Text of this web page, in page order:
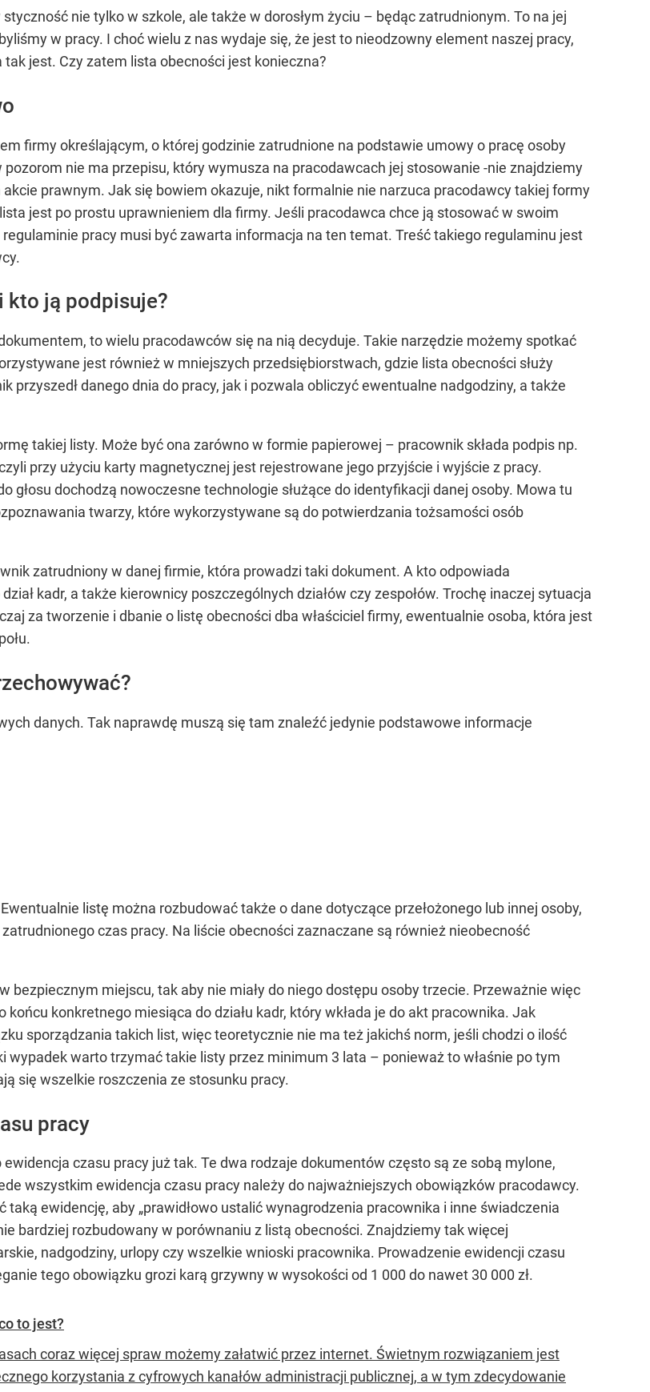
nie tylko w szkole, ale także w dorosłym życiu – będąc zatrudnionym. To na jej
w pracy. I choć wielu z nas wydaje się, że jest to nieodzowny element naszej pracy,
jest. Czy zatem lista obecności jest konieczna?
firmy określającym, o której godzinie zatrudnione na podstawie umowy o pracę osoby
pozorom nie ma przepisu, który wymusza na pracodawcach jej stosowanie -nie znajdziemy
prawnym. Jak się bowiem okazuje, nikt formalnie nie narzuca pracodawcy takiej formy
jest po prostu uprawnieniem dla firmy. Jeśli pracodawca chce ją stosować w swoim
pracy musi być zawarta informacja na ten temat. Treść takiego regulaminu jest
ją podpisuje?
to wielu pracodawców się na nią decyduje. Takie narzędzie możemy spotkać
jest również w mniejszych przedsiębiorstwach, gdzie lista obecności służy
przyszedł danego dnia do pracy, jak i pozwala obliczyć ewentualne nadgodziny, a także
takiej listy. Może być ona zarówno w formie papierowej – pracownik składa podpis np.
przy użyciu karty magnetycznej jest rejestrowane jego przyjście i wyjście z pracy.
głosu dochodzą nowoczesne technologie służące do identyfikacji danej osoby. Mowa tu
twarzy, które wykorzystywane są do potwierdzania tożsamości osób
zatrudniony w danej firmie, która prowadzi taki dokument. A kto odpowiada
kadr, a także kierownicy poszczególnych działów czy zespołów. Trochę inaczej sytuacja
za tworzenie i dbanie o listę obecności dba właściciel firmy, ewentualnie osoba, która jest
danych. Tak naprawdę muszą się tam znaleźć jedynie podstawowe informacje
listę można rozbudować także o dane dotyczące przełożonego lub innej osoby,
czas pracy. Na liście obecności zaznaczane są również nieobecność
bezpiecznym miejscu, tak aby nie miały do niego dostępu osoby trzecie. Przeważnie więc
konkretnego miesiąca do działu kadr, który wkłada je do akt pracownika. Jak
sporządzania takich list, więc teoretycznie nie ma też jakichś norm, jeśli chodzi o ilość
wypadek warto trzymać takie listy przez minimum 3 lata – ponieważ to właśnie po tym
się wszelkie roszczenia ze stosunku pracy.
pracy
czasu pracy już tak. Te dwa rodzaje dokumentów często są ze sobą mylone,
wszystkim ewidencja czasu pracy należy do najważniejszych obowiązków pracodawcy.
ewidencję, aby „prawidłowo ustalić wynagrodzenia pracownika i inne świadczenia
bardziej rozbudowany w porównaniu z listą obecności. Znajdziemy tak więcej
nadgodziny, urlopy czy wszelkie wnioski pracownika. Prowadzenie ewidencji czasu
tego obowiązku grozi karą grzywny w wysokości od 1 000 do nawet 30 000 zł.
to jest?
coraz więcej spraw możemy załatwić przez internet. Świetnym rozwiązaniem jest
korzystania z cyfrowych kanałów administracji publicznej, a w tym zdecydowanie